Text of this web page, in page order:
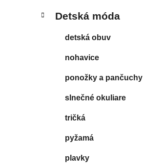
Detská móda
detská obuv
nohavice
ponožky a pančuchy
slnečné okuliare
tričká
pyžamá
plavky